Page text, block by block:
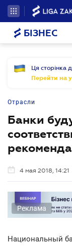
БІЗНЕС
Ця сторінка
Перейти на
Отрасли
Банки
4 мая 2018, 14:21
Реклама
Национальный